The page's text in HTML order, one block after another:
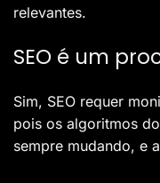
relevantes.
SEO é um
Sim, SEO requer
pois os algoritmos
sempre mudando, e